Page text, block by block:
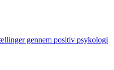
gennem positiv psykologi